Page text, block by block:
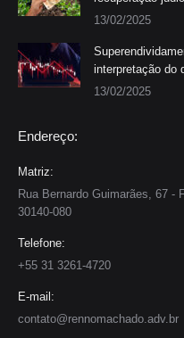
13/02/2025
interpretação do
13/02/2025
Endereço:
Matriz:
Rua Bernardo Guimarães, 67 -
30140-080
Telefone:
+55 31 3261-4720
E-mail:
contato@rennomachado.adv.br